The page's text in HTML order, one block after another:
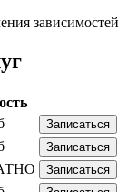
зависимостей
Записаться
Записаться
Записаться